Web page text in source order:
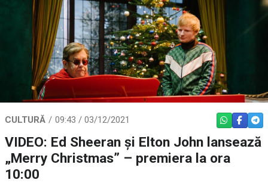
CULTURĂ 09:43 / 03/12/2021 WHATSAPP
VIDEO: Ed Sheeran şi Elton John lansează
„Merry Christmas” – premiera la ora
10:00